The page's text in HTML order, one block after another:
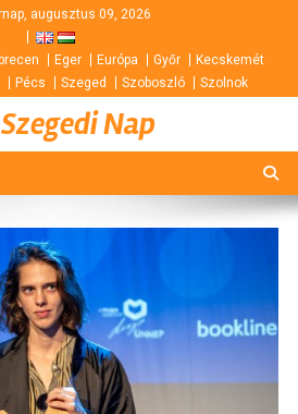
augusztus 09, 2026
Eger Európa Győr
Kecskemét
Pécs Szeged Szoboszló Szolnok
Szegedi Nap